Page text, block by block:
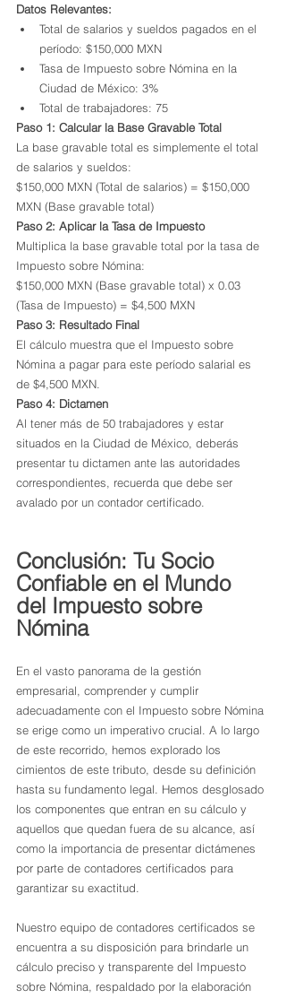
Datos Relevantes:
Total de salarios y sueldos pagados en el
período: $150,000 MXN
Tasa de Impuesto sobre Nómina en la
Ciudad de México: 3%
Total de trabajadores: 75
Paso 1: Calcular la Base Gravable Total
La base gravable total es simplemente el total
de salarios y sueldos:
$150,000 MXN (Total de salarios) = $150,000
MXN (Base gravable total)
Paso 2: Aplicar la Tasa de Impuesto
Multiplica la base gravable total por la tasa de
Impuesto sobre Nómina:
$150,000 MXN (Base gravable total) x 0.03
(Tasa de Impuesto) = $4,500 MXN
Paso 3: Resultado Final
El cálculo muestra que el Impuesto sobre
Nómina a pagar para este período salarial es
de $4,500 MXN.
Paso 4: Dictamen
Al tener más de 50 trabajadores y estar
situados en la Ciudad de México, deberás
presentar tu dictamen ante las autoridades
correspondientes, recuerda que debe ser
avalado por un contador certificado.
Conclusión: Tu Socio
Confiable en el Mundo
del Impuesto sobre
Nómina
En el vasto panorama de la gestión
empresarial, comprender y cumplir
adecuadamente con el Impuesto sobre Nómina
se erige como un imperativo crucial. A lo largo
de este recorrido, hemos explorado los
cimientos de este tributo, desde su definición
hasta su fundamento legal. Hemos desglosado
los componentes que entran en su cálculo y
aquellos que quedan fuera de su alcance, así
como la importancia de presentar dictámenes
por parte de contadores certificados para
garantizar su exactitud.
Nuestro equipo de contadores certificados se
encuentra a su disposición para brindarle un
cálculo preciso y transparente del Impuesto
sobre Nómina, respaldado por la elaboración